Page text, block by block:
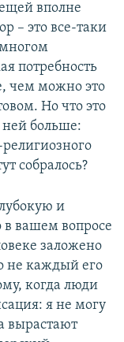
вполне
– это все-таки
потребность
чем можно это
Но что это
ней больше:
собралось?
и
вашем вопросе
заложено
не каждый его
когда люди
я не могу
вырастают